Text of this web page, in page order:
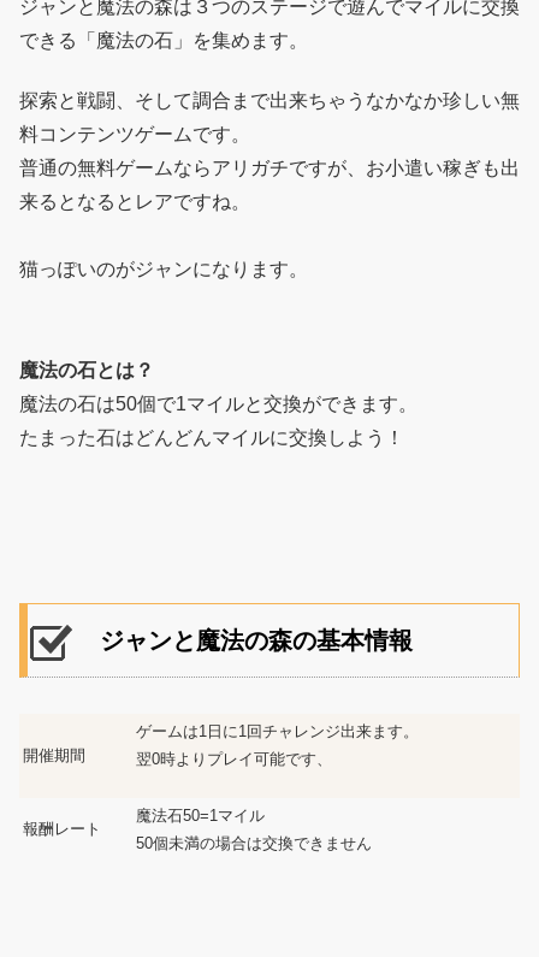
ジャンと魔法の森は３つのステージで遊んでマイルに交換
できる「魔法の石」を集めます。
探索と戦闘、そして調合まで出来ちゃうなかなか珍しい無
料コンテンツゲームです。
普通の無料ゲームならアリガチですが、お小遣い稼ぎも出
来るとなるとレアですね。
猫っぽいのがジャンになります。
魔法の石とは？
魔法の石は50個で1マイルと交換ができます。
たまった石はどんどんマイルに交換しよう！
ジャンと魔法の森の基本情報
開催期間
ゲームは1日に1回チャレンジ出来ます。
翌0時よりプレイ可能です、
報酬レート
魔法石50=1マイル
50個未満の場合は交換できません